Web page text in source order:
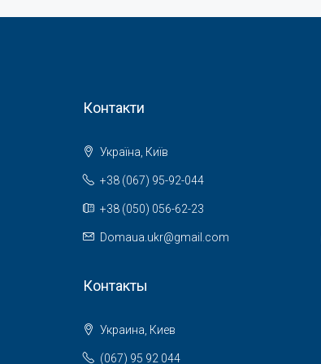
Контакти
Україна, Київ
+38 (067) 95-92-044
+38 (050) 056-62-23
Domaua.ukr@gmail.com
Контакты
Украина, Киев
(067) 95 92 044